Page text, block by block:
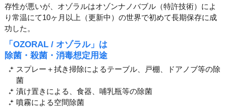
存性が悪いが、 オゾラルはオゾンナノバブル（特許技術）によ
り常温にて10ヶ月以上（更新中）の世界で初めて長期保存に成
功した。
「OZORAL / オゾラル」は
除菌・殺菌・消毒想定用途
スプレー＋拭き掃除によるテーブル、戸棚、ドアノブ等の除
菌
漬け置きによる、食器、哺乳瓶等の除菌
噴霧による空間除菌